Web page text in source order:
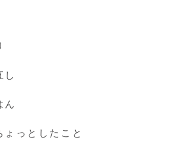
し
ん
ょっとしたこと